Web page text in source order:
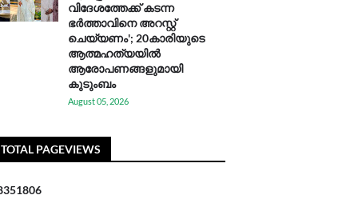
വിദേശത്തേക്ക് കടന്ന
ഭർത്താവിനെ അറസ്റ്റ്
ചെയ്യണം'; 20കാരിയുടെ
ആത്മഹത്യയിൽ
ആരോപണങ്ങളുമായി
കുടുംബം
August 05, 2026
TOTAL PAGEVIEWS
351806